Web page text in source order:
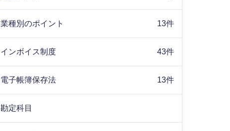
業種別のポイント 13件
インボイス制度 43件
電子帳簿保存法 13件
勘定科目